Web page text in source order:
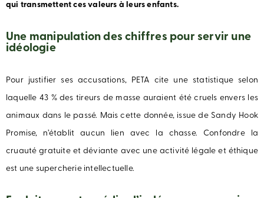
qui transmettent ces valeurs à leurs enfants.
Une manipulation des chiffres pour servir une
idéologie
Pour justifier ses accusations, PETA cite une statistique selon
laquelle 43 % des tireurs de masse auraient été cruels envers les
animaux dans le passé. Mais cette donnée, issue de Sandy Hook
Promise, n’établit aucun lien avec la chasse. Confondre la
cruauté gratuite et déviante avec une activité légale et éthique
est une supercherie intellectuelle.